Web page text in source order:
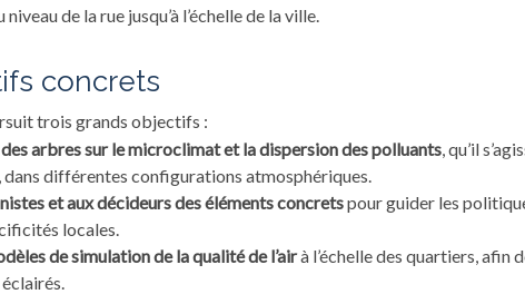
de la rue jusqu’à l’échelle de la ville.
concrets
trois grands objectifs :
arbres sur le microclimat et la dispersion des polluants, qu’il
dans différentes configurations atmosphériques.
et aux décideurs des éléments concretspour guider les
locales.
de simulation de la qualité de l’airà l’échelle des quartiers, afin